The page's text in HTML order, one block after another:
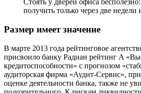
Стоять у дверей офиса
получить только через две недели
Размер имеет значение
В марте 2013 года рейтинговое
присвоило банку Радиан рейтинг A
кредитоспособности» с прогнозом
аудиторская фирма «Аудит-Сервис»,
оценке деятельности банка, также не